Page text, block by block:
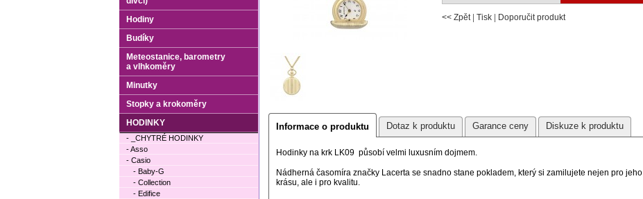
<< Zpět| Tisk Doporučit produkt
Informace o produktu Dotaz k produktu Garance ceny Diskuze k produktu
Hodinky na krk LK09 působí velmi luxusním dojmem.
Nádherná časomíra značky Lacerta se snadno stane pokladem, který si zamilujete nejen pro jeho
krásu, ale i pro kvalitu.
Hodiny
Budíky
Meteostanice, barometry
a vlhkoměry
Minutky
Stopky a krokoměry
HODINKY
- _CHYTRÉ HODINKY
- Asso
- Casio
- Baby-G
- Collection
- Edifice